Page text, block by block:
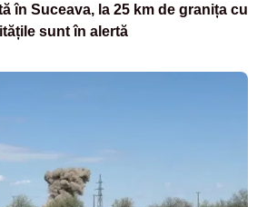
în Suceava, la 25 km de granița cu
sunt în alertă